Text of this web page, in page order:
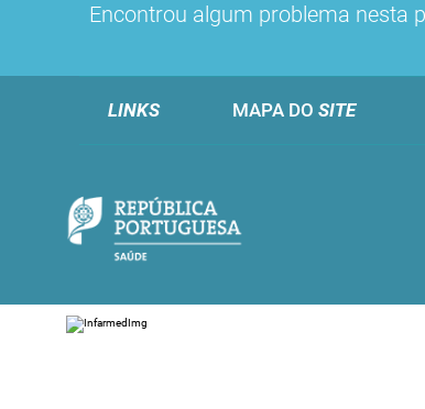
Encontrou algum problema nesta
LINKS MAPA DO SITE